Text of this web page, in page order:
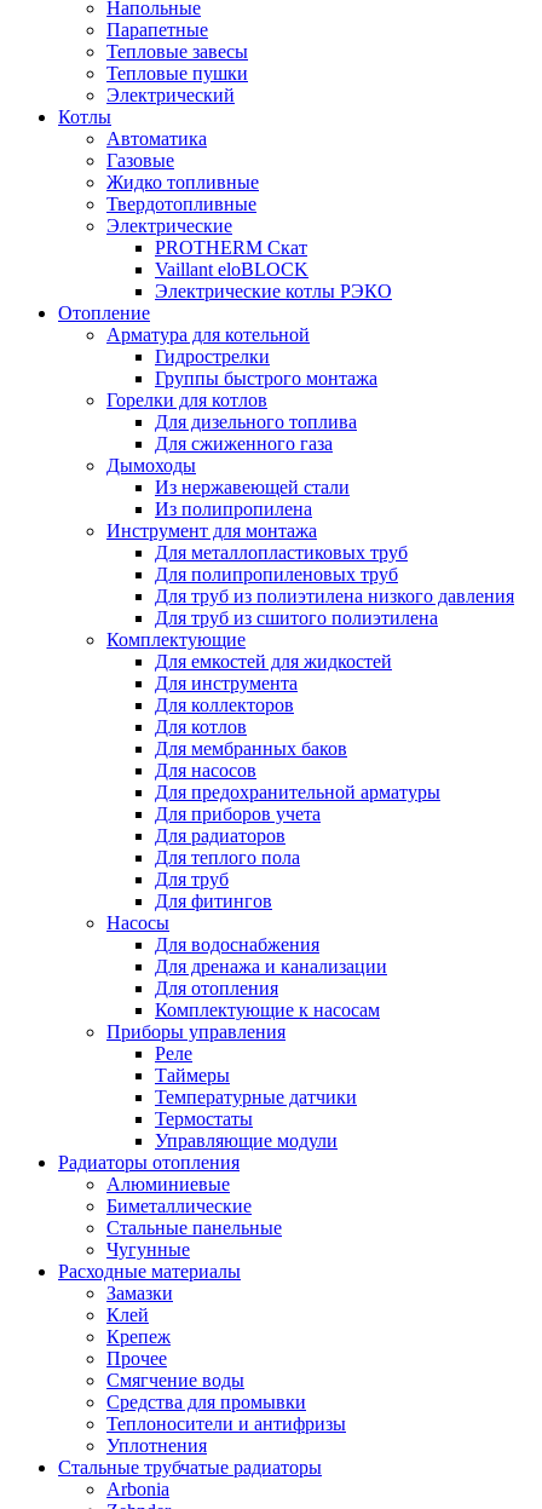
Напольные
Парапетные
Тепловые завесы
Тепловые пушки
Электрический
Котлы
Автоматика
Газовые
Жидко топливные
Твердотопливные
Электрические
PROTHERM Скат
Vaillant eloBLOCK
Электрические котлы РЭКО
Отопление
Арматура для котельной
Гидрострелки
Группы быстрого монтажа
Горелки для котлов
Для дизельного топлива
Для сжиженного газа
Дымоходы
Из нержавеющей стали
Из полипропилена
Инструмент для монтажа
Для металлопластиковых труб
Для полипропиленовых труб
Для труб из полиэтилена низкого давления
Для труб из сшитого полиэтилена
Комплектующие
Для емкостей для жидкостей
Для инструмента
Для коллекторов
Для котлов
Для мембранных баков
Для насосов
Для предохранительной арматуры
Для приборов учета
Для радиаторов
Для теплого пола
Для труб
Для фитингов
Насосы
Для водоснабжения
Для дренажа и канализации
Для отопления
Комплектующие к насосам
Приборы управления
Реле
Таймеры
Температурные датчики
Термостаты
Управляющие модули
Радиаторы отопления
Алюминиевые
Биметаллические
Стальные панельные
Чугунные
Расходные материалы
Замазки
Клей
Крепеж
Прочее
Смягчение воды
Средства для промывки
Теплоносители и антифризы
Уплотнения
Стальные трубчатые радиаторы
Arbonia